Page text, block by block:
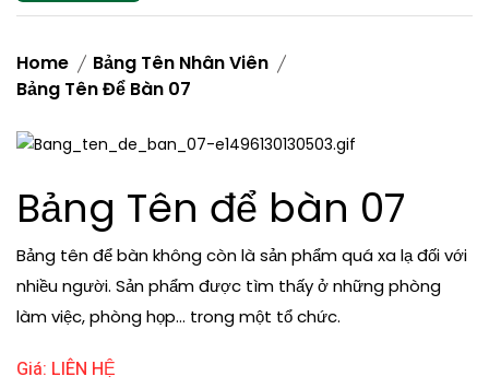
Home
Bảng Tên Nhân Viên
Bảng Tên Để Bàn 07
Bảng Tên để bàn 07
Bảng tên để bàn không còn là sản phẩm quá xa lạ đối với
nhiều người. Sản phẩm được tìm thấy ở những phòng
làm việc, phòng họp... trong một tổ chức.
Giá: LIÊN HỆ